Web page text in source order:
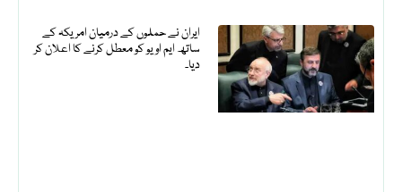
ایران نے حملوں کے درمیان امریکہ کے
ساتھ ایم او یو کو معطل کرنے کا اعلان کر
دیا۔